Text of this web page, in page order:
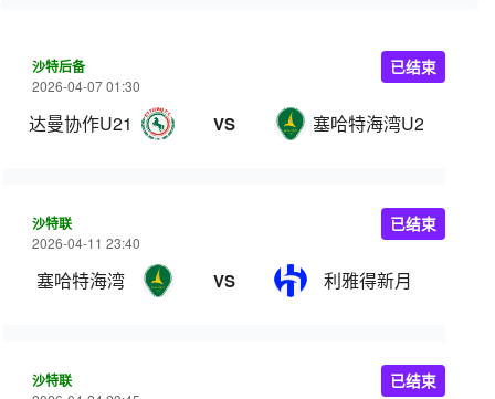
沙特后备
2026-04-07 01:30
达曼协作U21 VS 塞哈特海湾U21
已结束
沙特联
2026-04-11 23:40
塞哈特海湾 VS 利雅得新月
已结束
沙特联 已结束